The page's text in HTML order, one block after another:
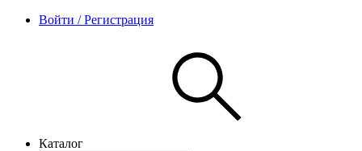
Войти / Регистрация
Каталог